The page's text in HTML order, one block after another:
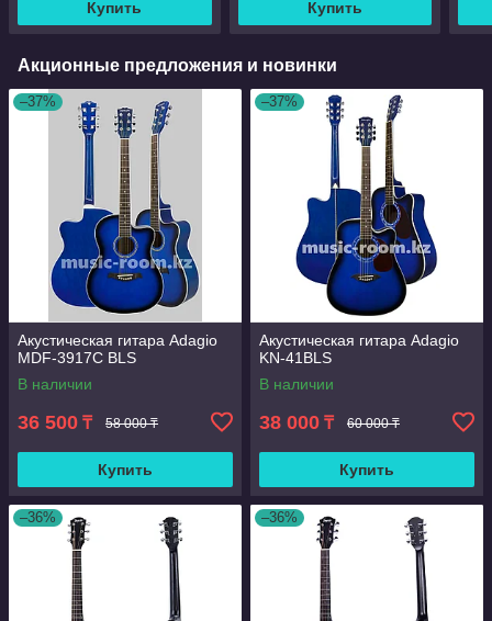
Купить Купить
Акционные предложения и новинки
–37%
Акустическая гитара Adagio
MDF-3917С BLS
В наличии
36 500 ₸ 58 000 ₸
Купить
–37%
Акустическая гитара Adagio
KN-41BLS
В наличии
38 000 ₸ 60 000 ₸
Купить
–36% –36%